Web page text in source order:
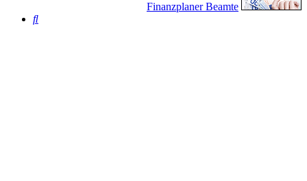
Finanzplaner Beamte
Suche